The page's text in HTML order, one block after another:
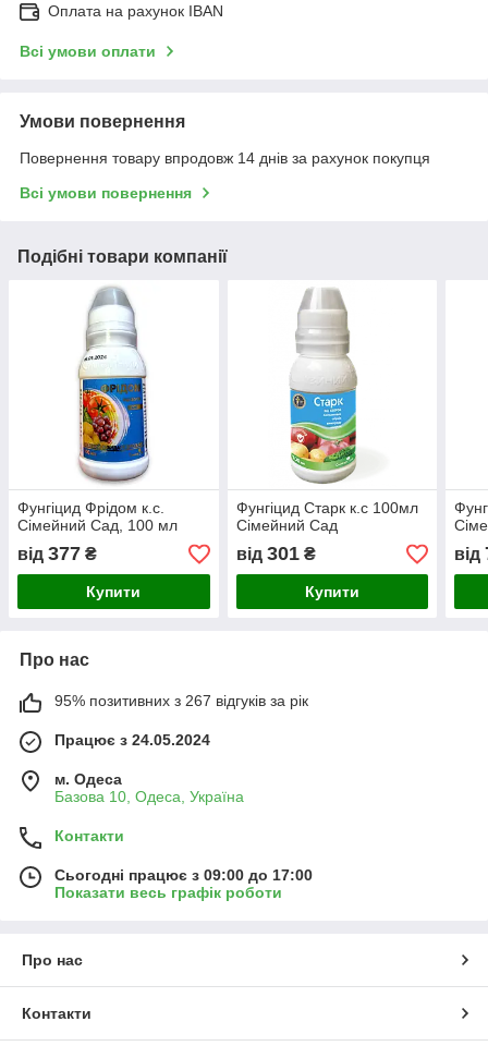
Оплата на рахунок IBAN
Всі умови оплати
Умови повернення
Повернення товару впродовж 14 днів за рахунок покупця
Всі умови повернення
Подібні товари компанії
Фунгіцид Фрідом к.с.
Сімейний Сад, 100 мл
від 377 ₴
Купити
Фунгіцид Старк к.с 100мл
Сімейний Сад
від 301₴
Купити
від
Про нас
95% позитивних з 267 відгуків за рік
Працює з 24.05.2024
м. Одеса
Базова 10, Одеса, Україна
Контакти
Сьогодні працює з 09:00 до 17:00
Показати весь графік роботи
Про нас
Контакти